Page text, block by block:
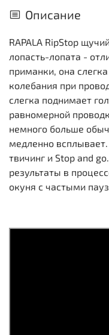
Описание
RAPALA RipStop
лопасть-лопата -
приманки, она
колебания при
слегка поднимает
равномерной
немного больше
медленно
твичинг и Stop and
результаты в
окуня с частыми